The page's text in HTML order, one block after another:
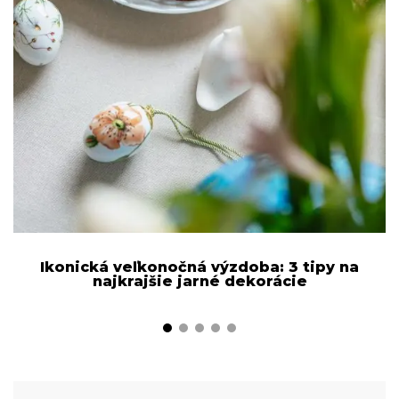
Ikonická veľkonočná výzdoba: 3 tipy na
najkrajšie jarné dekorácie